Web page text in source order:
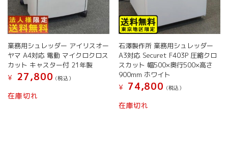
業務用シュレッダー アイリスオー
ヤマ A4対応 電動 マイクロクロス
カット キャスター付 21年製
¥
27,800 (税込）
在庫切れ
石澤製作所 業務用シュレッダー
A3対応 Securet F403P 圧縮クロ
スカット 幅500×奥行500×高さ
900mm ホワイト
¥
74,800 (税込）
在庫切れ